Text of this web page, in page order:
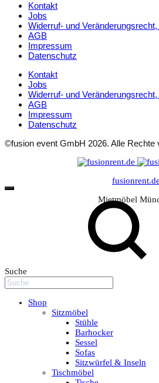
Kontakt
Jobs
Widerruf- und
AGB
Impressum
Datenschutz
Kontakt
Jobs
Widerruf- und
AGB
Impressum
Datenschutz
©fusion event GmbH 2026. Alle Rechte
fusionrent.de
Mietmöbel
Suche
Shop
Sitzmöbel
Stühle
Barhocker
Sessel
Sofas
Sitzwürfel & Inseln
Tischmöbel